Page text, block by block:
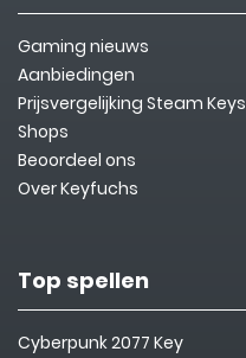
Gaming nieuws
Aanbiedingen
Prijsvergelijking Steam Keys
Shops
Beoordeel ons
Over Keyfuchs
Top spellen
Cyberpunk 2077 Key